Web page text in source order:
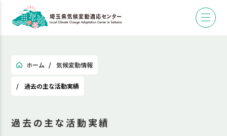
ホーム 気候変動情報
過去の主な活動実績
過去の主な活動実績